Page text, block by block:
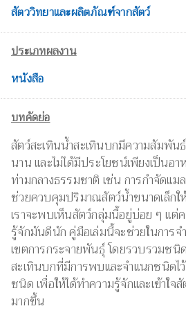
สัตววิทยาและผลิตภัณฑ์จากสัตว์
ประเภทผลงาน
หนังสือ
บทคัดย่อ
สัตว์สะเทินน้ำสะเทินบกมีความสัมพัน
นาน และไม่ได้มีประโยชน์เพียงเป็นอ
ท่ามกลางธรรมชาติ เช่น การกำจัดแ
ช่วยควบคุมปริมาณสัตว์น้ำขนาดเล็กใ
เราจะพบเห็นสัตว์กลุ่มนี้อยู่บ่อย ๆ แต่
รู้จักมันดีนัก คู่มือเล่มนี้จะช่วยในการ
เขตการกระจายพันธุ์ โดยรวบรวมช
สะเทินบกที่มีการพบและจำแนกชนิดไว้
ชนิด เพื่อให้ได้ทำความรู้จักและเข้าใจ
มากขึ้น